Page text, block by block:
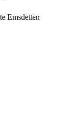
Emsdetten